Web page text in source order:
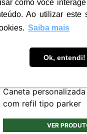
como você
Ao utilizar este
Saiba mais
Ok, entendi!
Caneta
com refil tipo parker
VER